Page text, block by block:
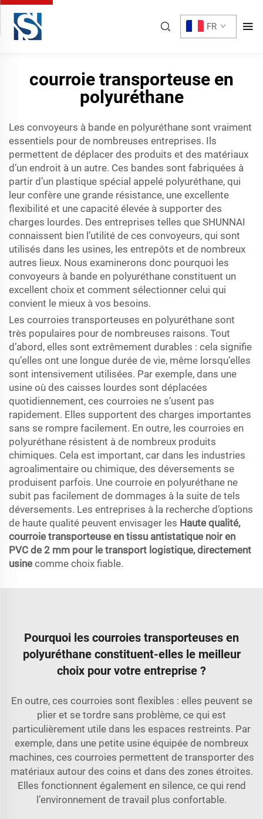
FR
courroie transporteuse en
polyuréthane
Les convoyeurs à bande en polyuréthane sont vraiment
essentiels pour de nombreuses entreprises. Ils
permettent de déplacer des produits et des matériaux
d’un endroit à un autre. Ces bandes sont fabriquées à
partir d’un plastique spécial appelé polyuréthane, qui
leur confère une grande résistance, une excellente
flexibilité et une capacité élevée à supporter des
charges lourdes. Des entreprises telles que SHUNNAI
connaissent bien l’utilité de ces convoyeurs, qui sont
utilisés dans les usines, les entrepôts et de nombreux
autres lieux. Nous examinerons donc pourquoi les
convoyeurs à bande en polyuréthane constituent un
excellent choix et comment sélectionner celui qui
convient le mieux à vos besoins.
Les courroies transporteuses en polyuréthane sont
très populaires pour de nombreuses raisons. Tout
d’abord, elles sont extrêmement durables : cela signifie
qu’elles ont une longue durée de vie, même lorsqu’elles
sont intensivement utilisées. Par exemple, dans une
usine où des caisses lourdes sont déplacées
quotidiennement, ces courroies ne s’usent pas
rapidement. Elles supportent des charges importantes
sans se rompre facilement. En outre, les courroies en
polyuréthane résistent à de nombreux produits
chimiques. Cela est important, car dans les industries
agroalimentaire ou chimique, des déversements se
produisent parfois. Une courroie en polyuréthane ne
subit pas facilement de dommages à la suite de tels
déversements. Les entreprises à la recherche d’options
de haute qualité peuvent envisager les Haute qualité,
courroie transporteuse en tissu antistatique noir en
PVC de 2 mm pour le transport logistique, directement
usine comme choix fiable.
Pourquoi les courroies transporteuses en
polyuréthane constituent-elles le meilleur
choix pour votre entreprise ?
En outre, ces courroies sont flexibles : elles peuvent se
plier et se tordre sans problème, ce qui est
particulièrement utile dans les espaces restreints. Par
exemple, dans une petite usine équipée de nombreux
machines, ces courroies permettent de transporter des
matériaux autour des coins et dans des zones étroites.
Elles fonctionnent également en silence, ce qui rend
l’environnement de travail plus confortable.